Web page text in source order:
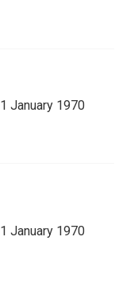
1 January 1970
1 January 1970